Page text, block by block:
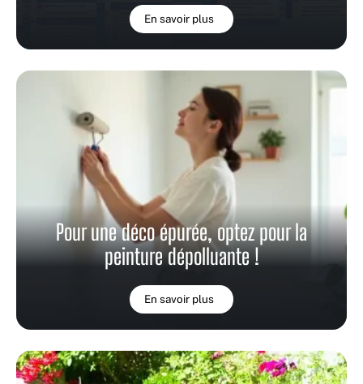
En savoir plus
Pour une déco épurée, optez pour la
peinture dépolluante !
En savoir plus